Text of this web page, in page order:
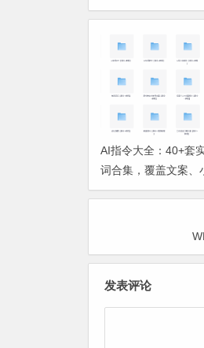
AI指令大全：40+套
词合集，覆盖文案、
运营全场景
发表评论